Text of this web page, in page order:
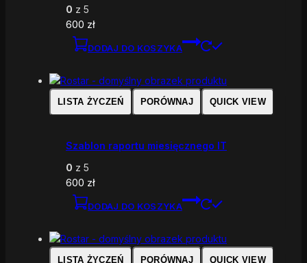
0 z 5
600 zł
DODAJ DO KOSZYKA
LISTA ŻYCZEŃ PORÓWNAJ QUICK VIEW
Szablon raportu miesięcznego IT
0 z 5
600 zł
DODAJ DO KOSZYKA
LISTA ŻYCZEŃ PORÓWNAJ QUICK VIEW